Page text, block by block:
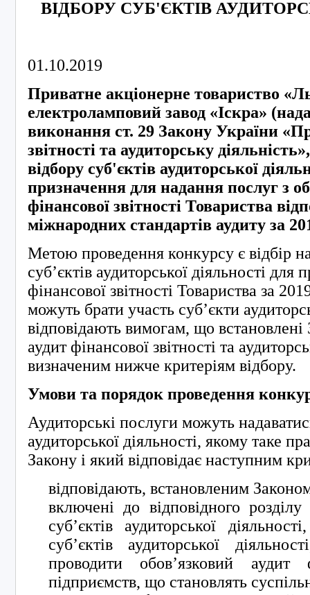
ВІДБОРУ СУБ'ЄКТІВ
01.10.2019
Приватне акціонерне товариство
електроламповий завод «Іскра»
виконання ст. 29 Закону України
звітності та аудиторську
відбору суб'єктів аудиторської
призначення для надання послуг з
фінансової звітності Товариства
міжнародних стандартів аудиту за
Метою проведення конкурсу є відбір
суб’єктів аудиторської діяльності для
фінансової звітності Товариства за
можуть брати участь суб’єкти
відповідають вимогам, що
аудит фінансової звітності та
визначеним нижче критеріям відбору.
Умови та порядок проведення
Аудиторські послуги можуть
аудиторської діяльності, якому таке
Закону і який відповідає наступним
відповідають, встановленим
включені до відповідного
суб’єктів аудиторської
суб’єктів аудиторської
проводити обов’язковий аудит
підприємств, що становлять